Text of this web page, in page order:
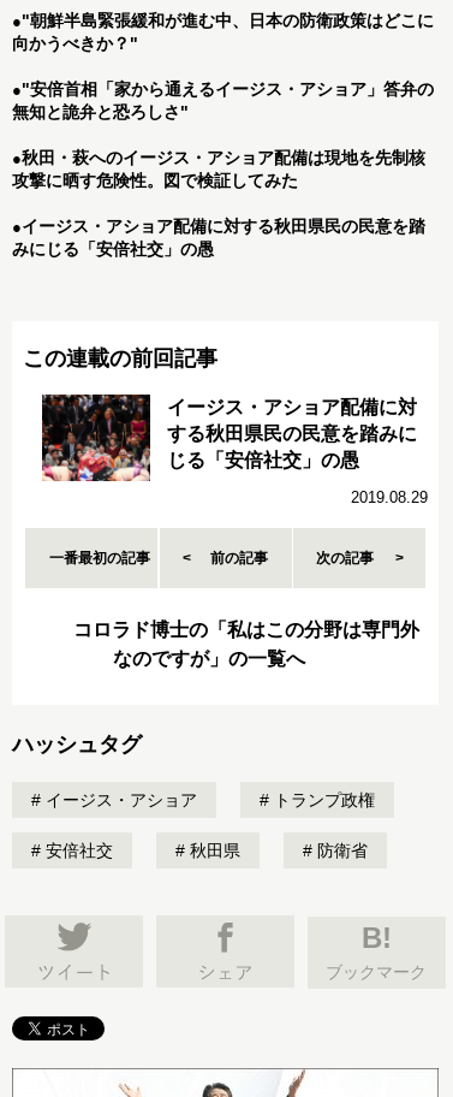
●"朝鮮半島緊張緩和が進む中、日本の防衛政策はどこに
向かうべきか？"
●"安倍首相「家から通えるイージス・アショア」答弁の
無知と詭弁と恐ろしさ"
●秋田・萩へのイージス・アショア配備は現地を先制核
攻撃に晒す危険性。図で検証してみた
●イージス・アショア配備に対する秋田県民の民意を踏
みにじる「安倍社交」の愚
この連載の前回記事
イージス・アショア配備に対
する秋田県民の民意を踏みに
じる「安倍社交」の愚
2019.08.29
一番最初の記事 前の記事 次の記事
コロラド博士の「私はこの分野は専門外
なのですが」の一覧へ
ハッシュタグ
イージス・アショア トランプ政権
安倍社交 秋田県 防衛省
B!
ブックマーク